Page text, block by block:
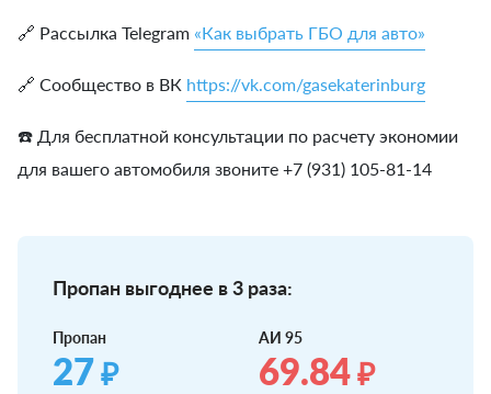
🔗 Рассылка Telegram «Как выбрать ГБО для авто»
🔗 Сообщество в ВК https://vk.com/gasekaterinburg
☎️ Для бесплатной консультации по расчету экономии
для вашего автомобиля звоните +7 (931) 105-81-14
Пропан выгоднее в 3 раза:
Пропан
27₽
АИ 95
69.84₽